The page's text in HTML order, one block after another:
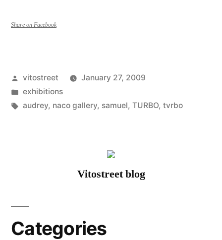
et
Tvrbo”
Share on Facebook
Posted
by
vitostreet
January 27, 2009
Posted
in
exhibitions
Tags:
audrey, naco gallery, samuel, TURBO, tvrbo
Vitostreet blog
Categories